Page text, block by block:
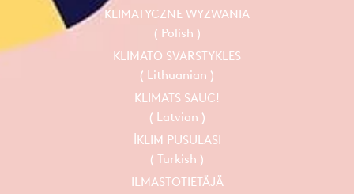
KLIMATYCZNE WYZWANIA
( Polish )
KLIMATO SVARSTYKLES
( Lithuanian )
KLIMATS SAUC!
( Latvian )
İKLIM PUSULASI
( Turkish )
ILMASTOTIETÄJÄ